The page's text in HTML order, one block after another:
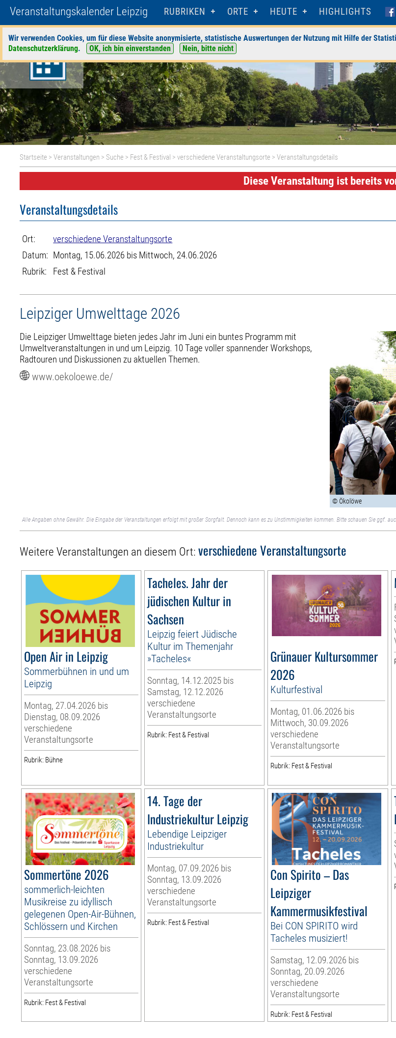
Veranstaltungskalender Leipzig RUBRIKEN ORTE HEUTE HIGHLIGHTS
Wir verwenden Cookies, um für diese Website anonymisierte, statistische Auswertungen der Nutzung mit Hilfe der
Datenschutzerklärung. OK, ich bin einverstanden Nein, bitte nicht
Startseite >Veranstaltungen > Suche > Fest & Festival >verschiedene Veranstaltungsorte > Veranstaltungsdetails
Diese Veranstaltung ist bereits
Veranstaltungsdetails
Ort:
verschiedene Veranstaltungsorte
Datum: Montag, 15.06.2026 bis Mittwoch, 24.06.2026
Rubrik:
Fest & Festival
Leipziger Umwelttage 2026
Die Leipziger Umwelttage bieten jedes Jahr im Juni ein buntes Programm mit
Umweltveranstaltungen in und um Leipzig. 10 Tage voller spannender Workshops,
Radtouren und Diskussionen zu aktuellen Themen.
www.oekoloewe.de/
© Ökolöwe
Alle Angaben ohne Gewähr. Die Eingabe der Veranstaltungen erfolgt mit großer Sorgfalt. Dennoch kann es zu Unstimmigkeiten kommen. Bitte schauen Sie ggf.
Weitere Veranstaltungen an diesem Ort:verschiedene Veranstaltungsorte
Open Air in Leipzig
Sommerbühnen in und um
Leipzig
Montag, 27.04.2026 bis
Dienstag, 08.09.2026
verschiedene
Veranstaltungsorte
Rubrik: Bühne
Tacheles. Jahr der
jüdischen Kultur in
Sachsen
Leipzig feiert Jüdische
Kultur im Themenjahr
»Tacheles«
Sonntag, 14.12.2025 bis
Samstag, 12.12.2026
verschiedene
Veranstaltungsorte
Rubrik: Fest & Festival
Grünauer Kultursommer
2026
Kulturfestival
Montag, 01.06.2026 bis
Mittwoch, 30.09.2026
verschiedene
Veranstaltungsorte
Rubrik: Fest & Festival
Sommertöne 2026
sommerlich-leichten
Musikreise zu idyllisch
gelegenen Open-Air-Bühnen,
Schlössern und Kirchen
Sonntag, 23.08.2026 bis
Sonntag, 13.09.2026
verschiedene
Veranstaltungsorte
Rubrik: Fest & Festival
14. Tage der
Industriekultur Leipzig
Lebendige Leipziger
Industriekultur
Montag, 07.09.2026 bis
Sonntag, 13.09.2026
verschiedene
Veranstaltungsorte
Rubrik: Fest & Festival
Con Spirito – Das
Leipziger
Kammermusikfestival
Bei CON SPIRITO wird
Tacheles musiziert!
Samstag, 12.09.2026 bis
Sonntag, 20.09.2026
verschiedene
Veranstaltungsorte
Rubrik: Fest & Festival